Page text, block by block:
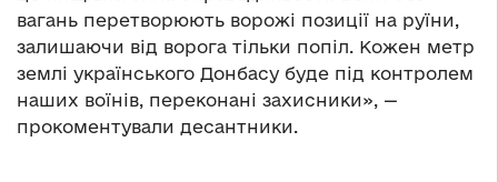
вагань перетворюють ворожі позиції на руїни,
залишаючи від ворога тільки попіл. Кожен метр
землі українського Донбасу буде під контролем
наших воїнів, переконані захисники», —
прокоментували десантники.